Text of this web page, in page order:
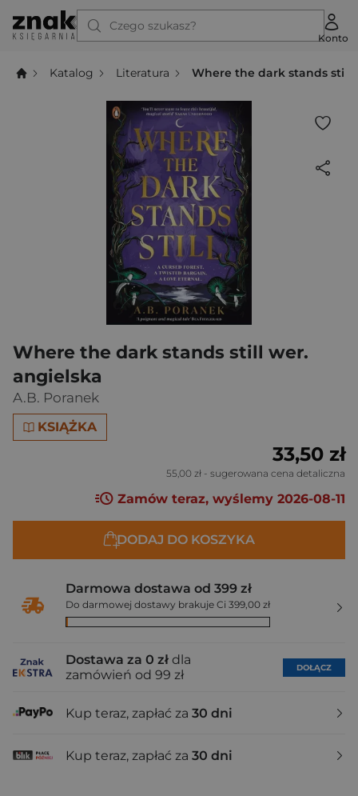
Czego szukasz?
Konto
Katalog Literatura Where the dark stands still
Where the dark stands still wer.
angielska
A.B. Poranek
KSIĄŻKA
33,50 zł
55,00 zł - sugerowana cena detaliczna
Zamów teraz, wyślemy 2026-08-11
DODAJ DO KOSZYKA
Darmowa dostawa od 399 zł
Do darmowej dostawy brakuje Ci 399,00 zł
Dostawa za 0 zł dla
zamówień od 99 zł
DOŁĄCZ
Kup teraz, zapłać za 30 dni
Kup teraz, zapłać za 30 dni